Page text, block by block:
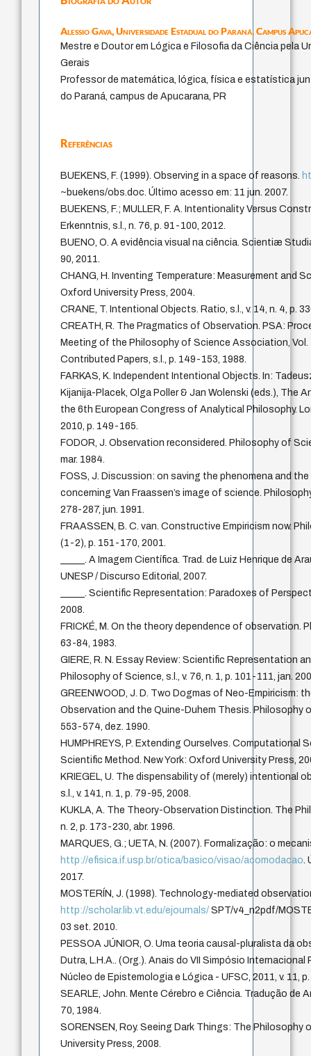
Alessio Gava,Universidade Estadual do Paraná, Campus
Mestre e Doutor em Lógica e Filosofia da Ciência pela
Gerais
Professor de matemática, lógica, física e estatística
do Paraná, campus de Apucarana, PR
Referências
BUEKENS, F. (1999). Observing in a space of reasons.
~buekens/obs.doc. Último acesso em: 11 jun. 2007.
BUEKENS, F.; MULLER, F. A. Intentionality Versus
Erkenntnis, s.l., n. 76, p. 91-100, 2012.
BUENO, O. A evidência visual na ciência. Scientiæ
90, 2011.
CHANG, H. Inventing Temperature: Measurement and
Oxford University Press, 2004.
CRANE, T. Intentional Objects. Ratio, s.l., v. 14, n. 4, p.
CREATH, R. The Pragmatics of Observation. PSA:
Meeting of the Philosophy of Science Association, Vol.
Contributed Papers, s.l., p. 149-153, 1988.
FARKAS, K. Independent Intentional Objects. In:
Kijanija-Placek, Olga Poller & Jan Wolenski (eds.), The
the 6th European Congress of Analytical Philosophy.
2010, p. 149-165.
FODOR, J. Observation reconsidered. Philosophy of
mar. 1984.
FOSS, J. Discussion: on saving the phenomena and
concerning Van Fraassen’s image of science.
278-287, jun. 1991.
FRAASSEN, B. C. van. Constructive Empiricism now.
(1-2), p. 151-170, 2001.
_____. A Imagem Científica. Trad. de Luiz Henrique de
UNESP / Discurso Editorial, 2007.
_____. Scientific Representation: Paradoxes of
2008.
FRICKÉ, M. On the theory dependence of observation.
63-84, 1983.
GIERE, R. N. Essay Review: Scientific Representation
Philosophy of Science, s.l., v. 76, n. 1, p. 101-111, jan.
GREENWOOD, J. D. Two Dogmas of Neo-Empiricism:
Observation and the Quine-Duhem Thesis. Philosophy
553-574, dez. 1990.
HUMPHREYS, P. Extending Ourselves. Computational
Scientific Method. New York: Oxford University Press,
KRIEGEL, U. The dispensability of (merely) intentional
s.l., v. 141, n. 1, p. 79-95, 2008.
KUKLA, A. The Theory-Observation Distinction. The
n. 2, p. 173-230, abr. 1996.
MARQUES, G.; UETA, N. (2007). Formalização: o
http://efisica.if.usp.br/otica/basico/visao/acomodacao.
2017.
MOSTERÍN, J. (1998). Technology-mediated
http://scholar.lib.vt.edu/ejournals/ SPT/v4_n2pdf/
03 set. 2010.
PESSOA JÚNIOR, O. Uma teoria causal-pluralista da
Dutra, L.H.A.. (Org.). Anais do VII Simpósio Internacional
Núcleo de Epistemologia e Lógica - UFSC, 2011, v. 11,
SEARLE, John. Mente Cérebro e Ciência. Tradução de
70, 1984.
SORENSEN, Roy. Seeing Dark Things: The
University Press, 2008.